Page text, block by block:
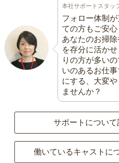
本社サポートスタッ
フォロー体制
ての方もご安心
あなたのお掃
を存分に活か
りの方が多い
いのあるお仕
にする、大変
ませんか？
サポートについて
働いているキャストに